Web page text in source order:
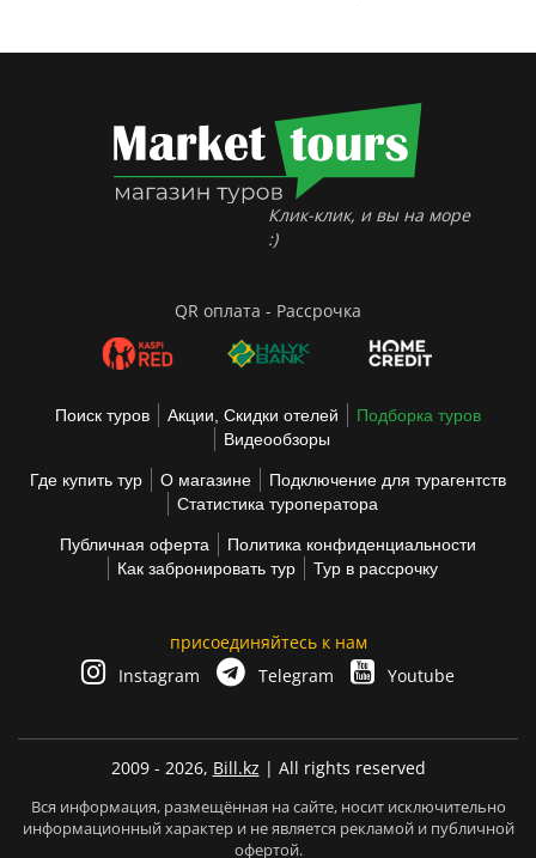
Клик-клик, и вы на море
:)
QR оплата - Рассрочка
Поиск туров Акции, Скидки отелей
Подборка туров
Видеообзоры
Где купить тур О магазине
Подключение для турагентств
Статистика туроператора
Публичная оферта
Политика конфиденциальности
Как забронировать тур
Тур в рассрочку
присоединяйтесь к нам
Instagram
Telegram Youtube
2009 - 2026, Bill.kz | All rights reserved
Вся информация, размещённая на сайте, носит исключительно
информационный характер и не является рекламой и публичной
офертой.